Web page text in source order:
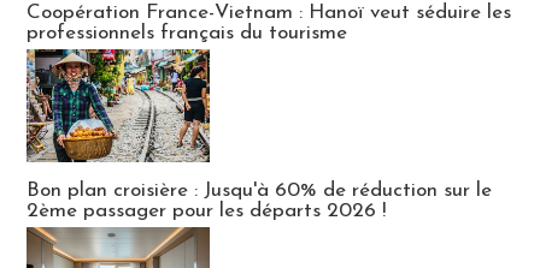
Coopération France-Vietnam : Hanoï veut séduire les
professionnels français du tourisme
Bon plan croisière : Jusqu'à 60% de réduction sur le
2ème passager pour les départs 2026 !